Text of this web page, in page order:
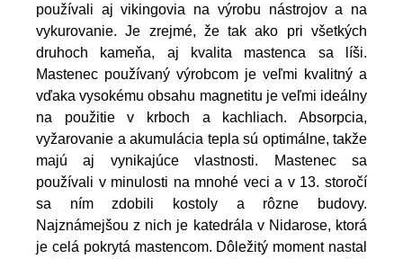
používali aj vikingovia na výrobu nástrojov a na
vykurovanie. Je zrejmé, že tak ako pri všetkých
druhoch kameňa, aj kvalita mastenca sa líši.
Mastenec používaný výrobcom je veľmi kvalitný a
vďaka vysokému obsahu magnetitu je veľmi ideálny
na použitie v krboch a kachliach. Absorpcia,
vyžarovanie a akumulácia tepla sú optimálne, takže
majú aj vynikajúce vlastnosti.
Mastenec sa
používali v minulosti na mnohé veci a v 13. storočí
sa ním zdobili kostoly a rôzne budovy.
Najznámejšou z nich je katedrála v Nidarose, ktorá
je celá pokrytá mastencom. Dôležitý moment nastal